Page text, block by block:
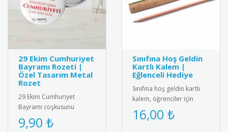
29 Ekim Cumhuriyet
Bayramı Rozeti |
Özel Tasarım Metal
Rozet
29 Ekim Cumhuriyet
Bayramı coşkusunu
taşıyan özel tasarım metal
rozet. Yüksek kaliteli metal
9,90 ₺
Sınıfına Hoş Geldin
Kartlı Kalem |
Eğlenceli Hediye
Sınıfına hoş geldin kartlı
kalem, öğrenciler için
eğlenceli ve kullanışlı bir
hediye. Her ürün bir k..
16,00 ₺